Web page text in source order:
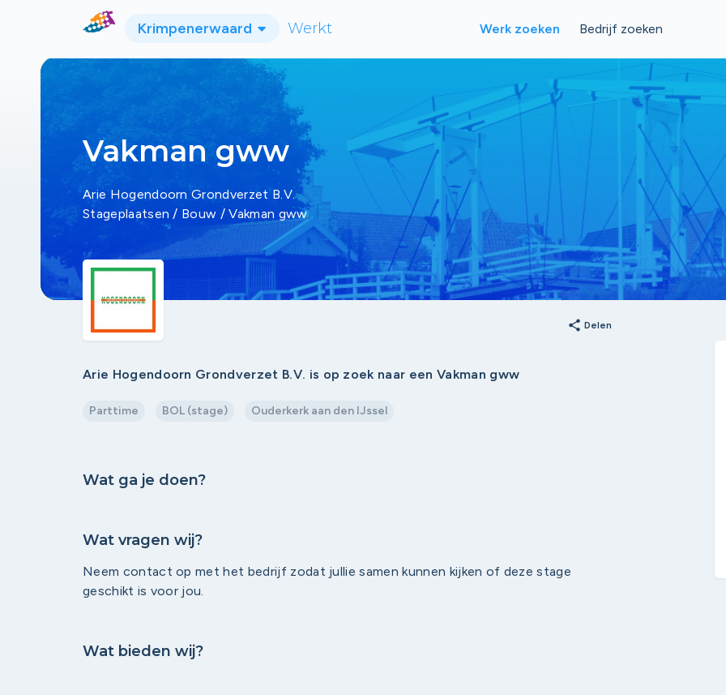
Krimpenerwaard Werkt Werk zoeken Bedrijf zoeken
Vakman gww
Arie Hogendoorn Grondverzet B.V.
Stageplaatsen / Bouw /Vakman gww
share Delen
Arie Hogendoorn Grondverzet B.V. is op zoek naar een Vakman gww
Parttime BOL (stage) Ouderkerk aan den IJssel
Wat ga je doen?
Wat vragen wij?
Neem contact op met het bedrijf zodat jullie samen kunnen kijken of deze stage
geschikt is voor jou.
Wat bieden wij?